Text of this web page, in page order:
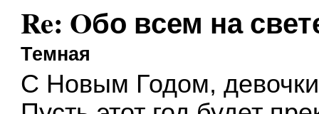
Re: Oбо всем на
Темная
С Новым Годом,